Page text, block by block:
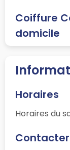
Coiffure
domicile
Horaires
Horaires du